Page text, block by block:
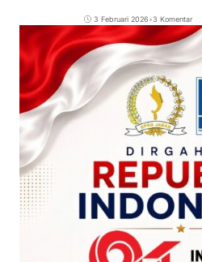
3 Februari 2026•3 Komentar